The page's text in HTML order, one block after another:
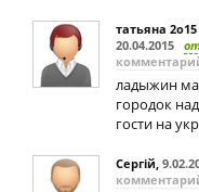
татьяна
20.04.2015
ладыжин
городок
гости на
Сергій,